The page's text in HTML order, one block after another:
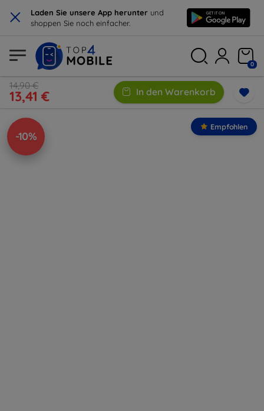
× Laden Sie unsere App herunter und
shoppen Sie noch einfacher.
0
14,90 €
13,41 € In den Warenkorb
-10%
Empfohlen